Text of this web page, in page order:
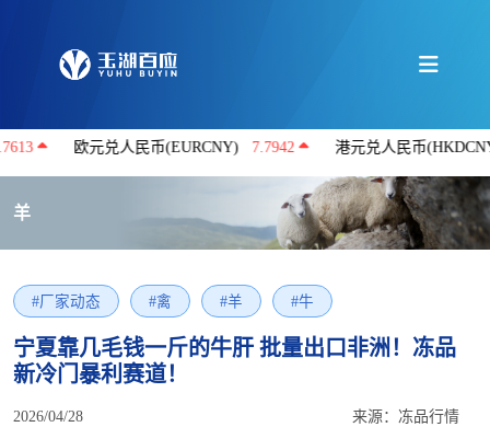
欧元兑人民币(EURCNY) 7.7942 港元兑人民币(HKDCNY) 0.8622
羊
#厂家动态 #禽 #羊 #牛
宁夏靠几毛钱一斤的牛肝 批量出口非洲！冻品
新冷门暴利赛道！
2026/04/28 来源：冻品行情